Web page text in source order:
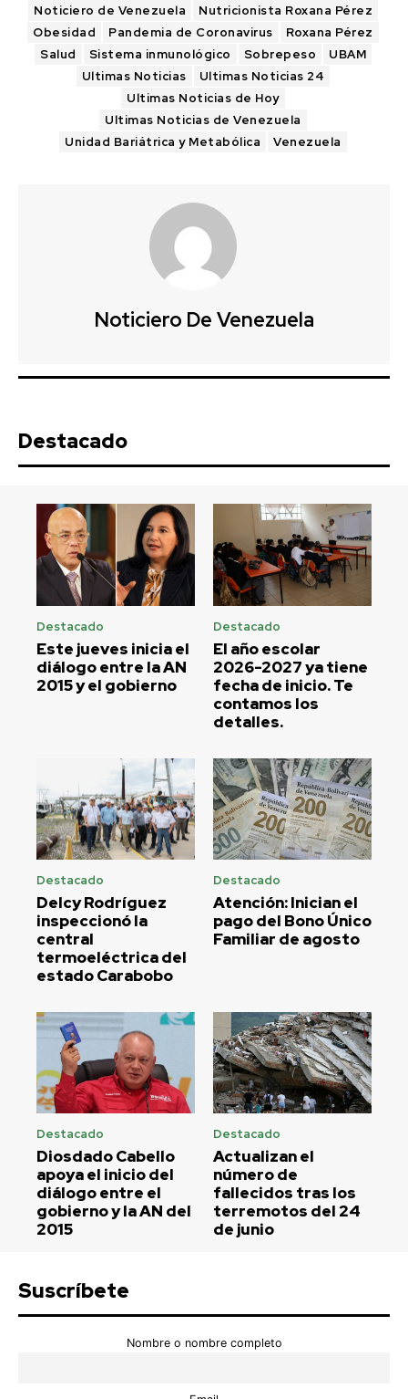
Noticiero de Venezuela
Nutricionista Roxana Pérez
Obesidad
Pandemia de Coronavirus
Roxana Pérez
Salud
Sistema inmunológico Sobrepeso
UBAM
Ultimas Noticias
Ultimas Noticias 24
Ultimas Noticias de Hoy
Ultimas Noticias de Venezuela
Unidad Bariátrica y Metabólica
Venezuela
Noticiero De Venezuela
Destacado
Destacado
Este jueves inicia el
diálogo entre la AN
2015 y el gobierno
Destacado
El año escolar
2026-2027 ya tiene
fecha de inicio. Te
contamos los
detalles.
Destacado
Delcy Rodríguez
inspeccionó la
central
termoeléctrica del
estado Carabobo
Destacado
Atención: Inician el
pago del Bono Único
Familiar de agosto
Destacado
Diosdado Cabello
apoya el inicio del
diálogo entre el
gobierno y la AN del
2015
Destacado
Actualizan el
número de
fallecidos tras los
terremotos del 24
de junio
Suscríbete
Nombre o nombre completo